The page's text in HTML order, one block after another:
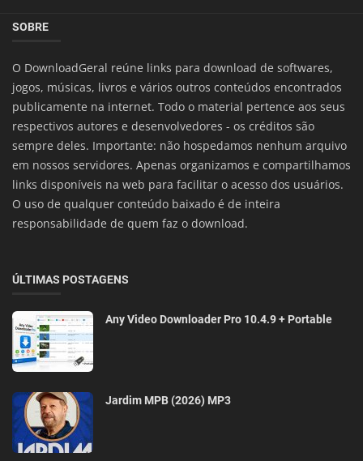
SOBRE
O DownloadGeral reúne links para download de softwares,
jogos, músicas, livros e vários outros conteúdos encontrados
publicamente na internet. Todo o material pertence aos seus
respectivos autores e desenvolvedores - os créditos são
sempre deles. Importante: não hospedamos nenhum arquivo
em nossos servidores. Apenas organizamos e compartilhamos
links disponíveis na web para facilitar o acesso dos usuários.
O uso de qualquer conteúdo baixado é de inteira
responsabilidade de quem faz o download.
ÚLTIMAS POSTAGENS
Any Video Downloader Pro 10.4.9 + Portable
Jardim MPB (2026) MP3